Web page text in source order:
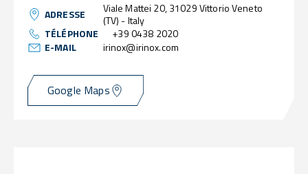
ADRESSE
Viale Mattei 20, 31029 Vittorio Veneto
(TV) - Italy
TÉLÉPHONE
+39 0438 2020
E-MAIL
irinox@irinox.com
Google Maps